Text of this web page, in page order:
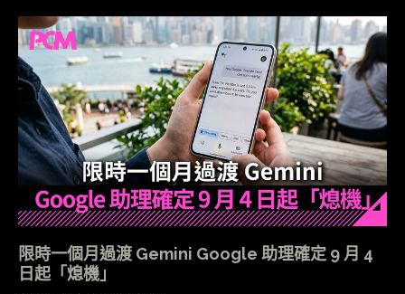
限時一個月過渡 Gemini Google 助理確定 9 月 4
日起「熄機」